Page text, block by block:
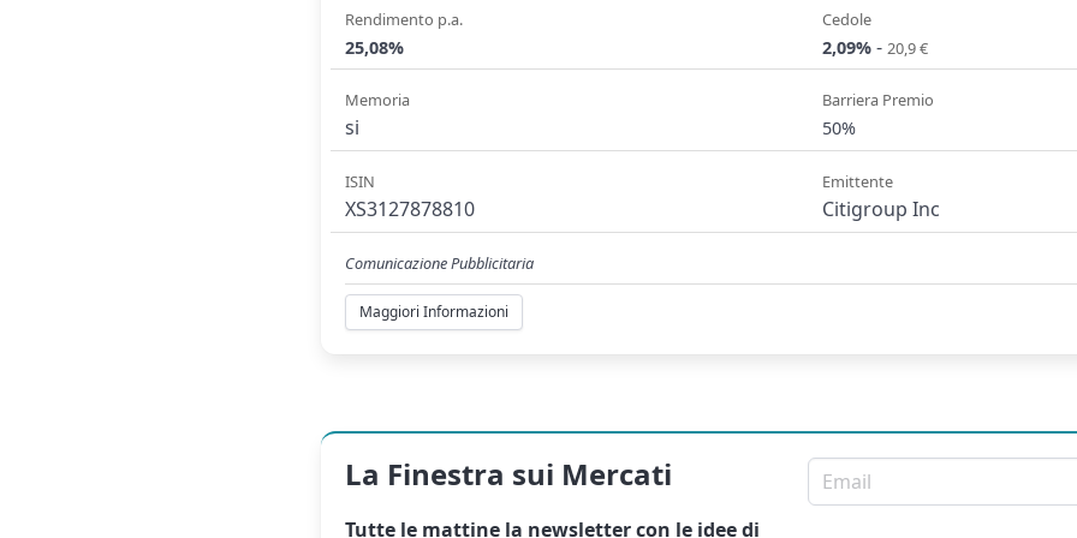
Rendimento p.a.
25,08%
Cedole
2,09% - 20,9 €
Memoria
si
Barriera Premio
50%
ISIN
XS3127878810
Emittente
Citigroup Inc
Comunicazione Pubblicitaria
Maggiori Informazioni
La Finestra sui Mercati
Tutte le mattine la newslettercon le idee di
Email per newsletter